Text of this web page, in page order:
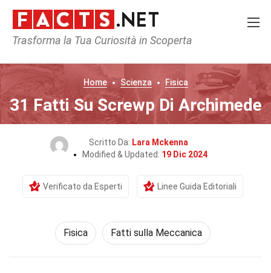
Trasforma la Tua Curiosità in Scoperta
Home Scienza Fisica
31 Fatti Su Screwp Di Archimede
Scritto Da: Lara Mckenna
Modified & Updated: 19 Dic 2024
Verificato da Esperti Linee Guida Editoriali
Fisica Fatti sulla Meccanica